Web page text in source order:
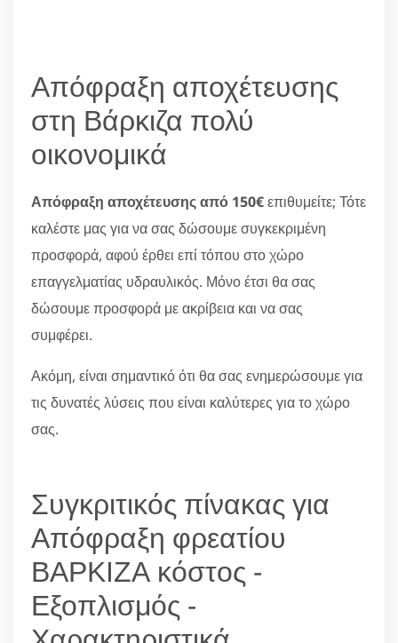
Απόφραξη αποχέτευσης
στη Βάρκιζα πολύ
οικονομικά
Απόφραξη αποχέτευσης από 150€επιθυμείτε; Τότε
καλέστε μας για να σας δώσουμε συγκεκριμένη
προσφορά, αφού έρθει επί τόπου στο χώρο
επαγγελματίας υδραυλικός. Μόνο έτσι θα σας
δώσουμε προσφορά με ακρίβεια και να σας
συμφέρει.
Ακόμη, είναι σημαντικό ότι θα σας ενημερώσουμε για
τις δυνατές λύσεις που είναι καλύτερες για το χώρο
σας.
Συγκριτικός πίνακας για
Απόφραξη φρεατίου
ΒΑΡΚΙΖΑ κόστος -
Εξοπλισμός -